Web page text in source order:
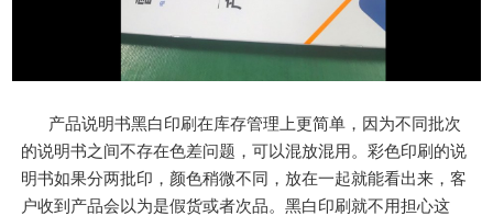
产品说明书黑白印刷在库存管理上更简单，因为不同批次
的说明书之间不存在色差问题，可以混放混用。彩色印刷的说
明书如果分两批印，颜色稍微不同，放在一起就能看出来，客
户收到产品会以为是假货或者次品。黑白印刷就不用担心这